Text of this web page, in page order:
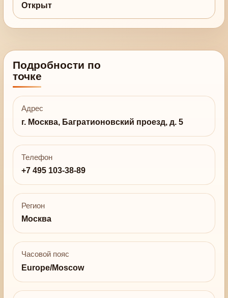
Открыт
Подробности по
точке
Адрес
г. Москва, Багратионовский проезд, д. 5
Телефон
+7 495 103-38-89
Регион
Москва
Часовой пояс
Europe/Moscow